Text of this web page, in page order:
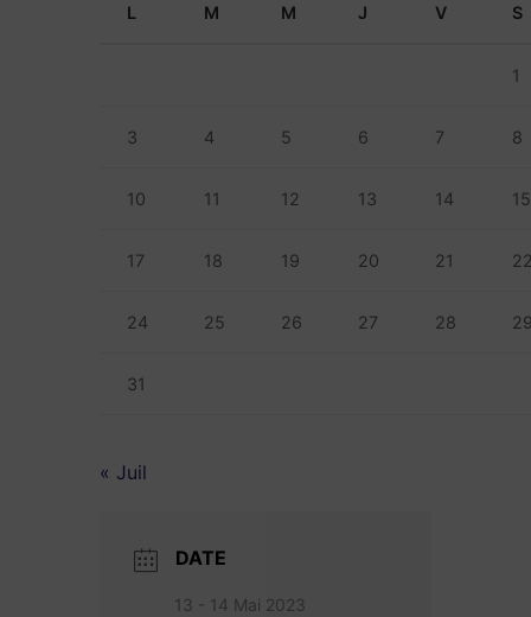
L M M J V S
1
3 4 5 6 7 8
10 11 12 13 14 15
17 18 19 20 21
24 25 26 27 28
31
« Juil
DATE
13 - 14 Mai 2023